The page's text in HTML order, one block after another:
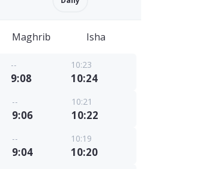
Maghrib Isha
--
9:08
10:23
10:24
--
9:06
10:21
10:22
--
9:04
10:19
10:20